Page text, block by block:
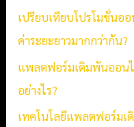
r
:
เปรียบเทียบโปรโมชั่น
ค่าระยะยาวมากกว่ากัน?
แพลตฟอร์มเดิมพันออน
อย่างไร?
เทคโนโลยีแพลตฟอร์มเ